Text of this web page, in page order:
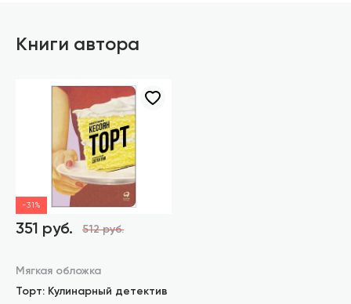
Книги автора
-31%
351 руб. 512 руб.
Мягкая обложка
Торт: Кулинарный детектив